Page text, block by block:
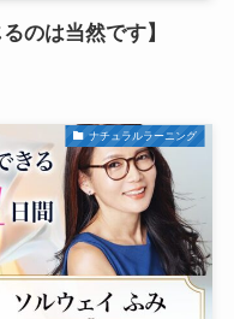
のは当然です】
ナチュラルラーニング